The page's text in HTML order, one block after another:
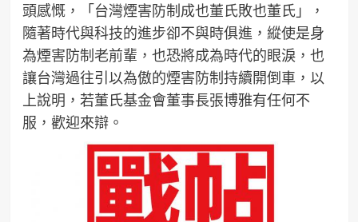
頭感慨，「台灣煙害防制成也董氏敗也董氏」，
隨著時代與科技的進步卻不與時俱進，縱使是身
為煙害防制老前輩，也恐將成為時代的眼淚，也
讓台灣過往引以為傲的煙害防制持續開倒車，以
上說明，若董氏基金會董事長張博雅有任何不
服，歡迎來辯。